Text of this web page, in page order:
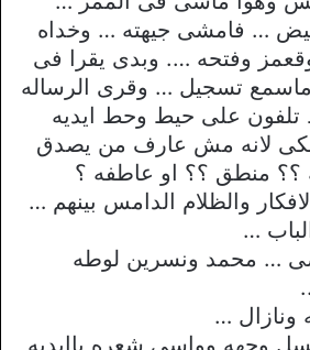
… فامشى جيهته … وخداه
وفتحه …. وبدى يقرا فى
تسجيل … وقرى الرساله
على حيط وحط ايديه
لانه مش عارف من يصدق
؟؟ منطق ؟؟ او عاطفه ؟
والظلام الدامس بينهم …
…
… محمد ونسرين لوطه
…
وجهه وواسى شعره باايديه